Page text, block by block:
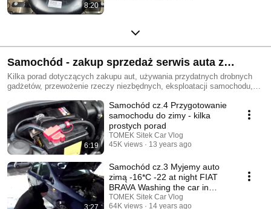
8:20
Samochód - zakup sprzedaż serwis auta z
niemiec eksploatacja poradniki
Kilka porad dotyczących zakupu aut, używania przydatnych drobnych
gadżetów, przewożenie rzeczy niezbędnych, eksploatacji samochodu,
zadbać SAMI ;)
6:19
Samochód cz.4 Przygotowanie
samochodu do zimy - kilka
prostych porad
TOMEK Sitek Car Vlog
45K views
13 years ago
3:27
Samochód cz.3 Myjemy auto
zimą -16*C -22 at night FIAT
BRAVA Washing the car in
winter
TOMEK Sitek Car Vlog
64K views
14 years ago